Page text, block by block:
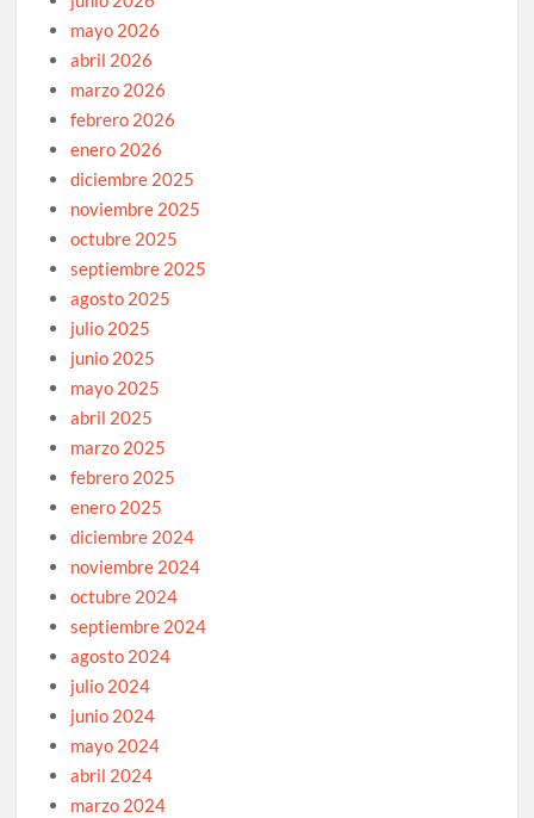
mayo 2026
abril 2026
marzo 2026
febrero 2026
enero 2026
diciembre 2025
noviembre 2025
octubre 2025
septiembre 2025
agosto 2025
julio 2025
junio 2025
mayo 2025
abril 2025
marzo 2025
febrero 2025
enero 2025
diciembre 2024
noviembre 2024
octubre 2024
septiembre 2024
agosto 2024
julio 2024
junio 2024
mayo 2024
abril 2024
marzo 2024